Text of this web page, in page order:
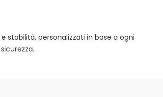
stabilità, personalizzati in base a ogni